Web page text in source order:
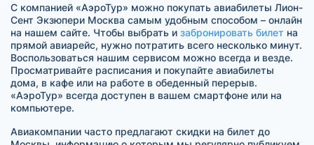
С компанией «АэроТур» можно покупать авиабилеты Лион-
Сент Экзюпери Москва самым удобным способом – онлайн
на нашем сайте. Чтобы выбрать и забронировать билет на
прямой авиарейс, нужно потратить всего несколько минут.
Воспользоваться нашим сервисом можно всегда и везде.
Просматривайте расписания и покупайте авиабилеты
дома, в кафе или на работе в обеденный перерыв.
«АэроТур» всегда доступен в вашем смартфоне или на
компьютере.
Авиакомпании часто предлагают скидки на билет до